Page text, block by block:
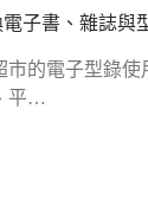
電子書、雜誌與
的電子型錄
平…